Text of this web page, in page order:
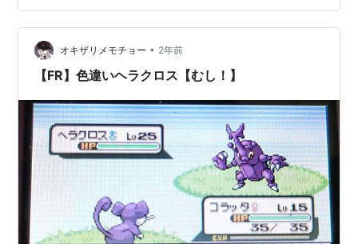
ンといえばそう、同じく3世代のみで取得可能なブロマイ
ドリボン。 『えのモデルになった』という二つ名です
が、実際に水の都の護神で絵のモデルになったのはサト
シとピカチュウ。しかし雰囲気はそれ…
オキザリメモチョー • 2年前
【FR】色違いヘラクロス【むし！】